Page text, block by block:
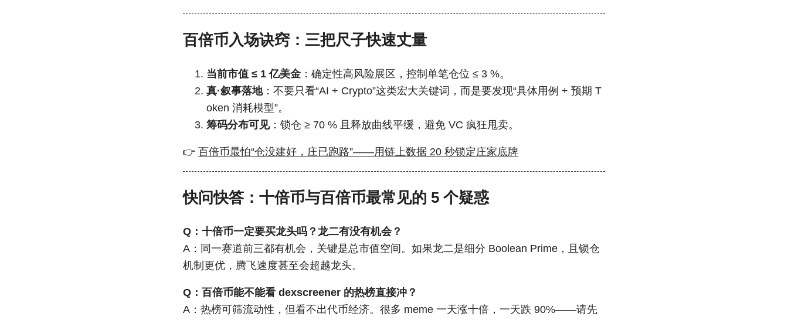
百倍币入场诀窍：三把尺子快速丈量
当前市值 ≤ 1 亿美金 ：确定性高风险展区，控制单笔仓位 ≤ 3 %。
真·叙事落地：不要只看“AI + Crypto”这类宏大关键词，而是要发现“具体用例 + 预期 T
oken 消耗模型”。
筹码分布可见：锁仓 ≥ 70 % 且释放曲线平缓，避免 VC 疯狂甩卖。
👉 百倍币最怕“仓没建好，庄已跑路”——用链上数据 20 秒锁定庄家底牌
快问快答：十倍币与百倍币最常见的 5 个疑惑
Q：十倍币一定要买龙头吗？龙二有没有机会？
A：同一赛道前三都有机会，关键是总市值空间。如果龙二是细分 Boolean Prime，且锁仓
机制更优，腾飞速度甚至会超越龙头。
Q：百倍币能不能看 dexscreener 的热榜直接冲？
A：热榜可筛流动性，但看不出代币经济。很多 meme 一天涨十倍，一天跌 90%——请先